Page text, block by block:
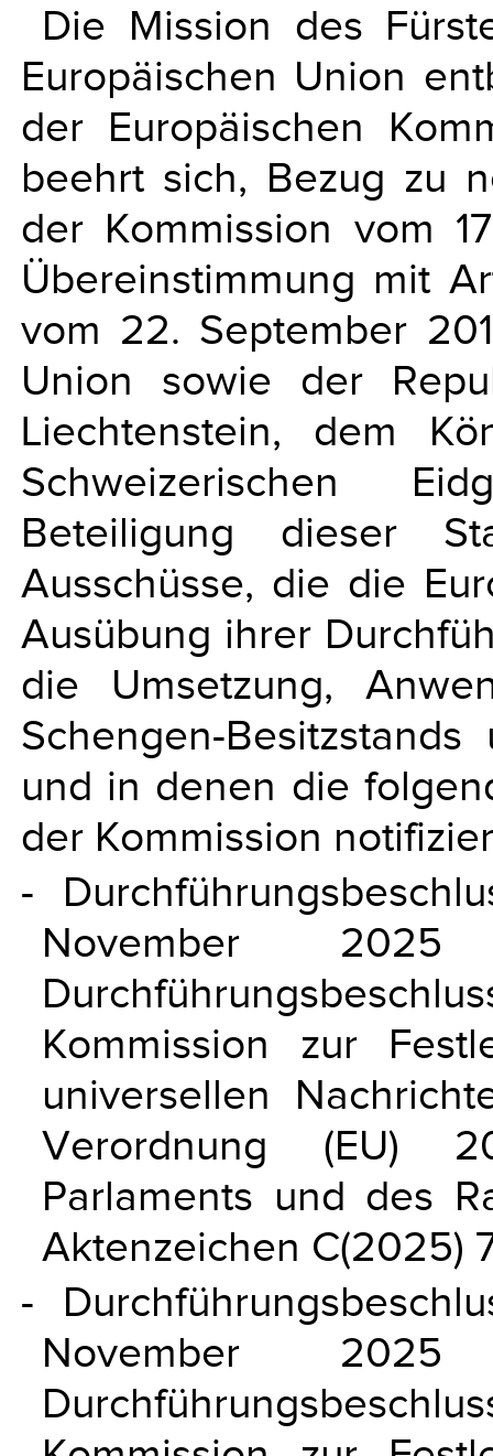
Die Mission des
Europäischen Union
der Europäischen
beehrt sich, Bezug zu
der Kommission vom
Übereinstimmung mit
vom 22. September
Union sowie der
Liechtenstein, dem
Schweizerischen
Beteiligung dieser
Ausschüsse, die die
Ausübung ihrer
die Umsetzung,
Schengen-
und in denen die
der Kommission
-
November
Kommission zur
universellen
Verordnung (EU)
Parlaments und des
Aktenzeichen C(2025)
-
November